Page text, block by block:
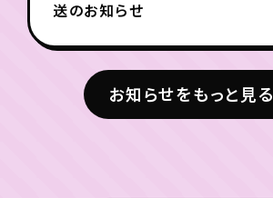
送のお知らせ
お知らせをもっと見る